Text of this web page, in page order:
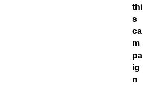
thi
s
ca
m
pa
ig
n